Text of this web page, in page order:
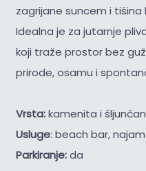
zagrijane suncem i
Idealna je za jutarnje
koji traže prostor bez
prirode, osamu i
Vrsta:kamenita i
Usluge: beach bar,
Parkiranje:da